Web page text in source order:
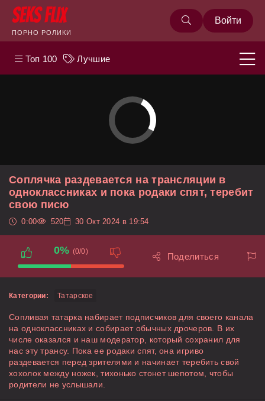
ПОРНО РОЛИКИ
Войти
Топ 100 Лучшие
Соплячка раздевается на трансляции в
одноклассниках и пока родаки спят, теребит
свою писю
0:00 520 30 Окт 2024 в 19:54
0% (0/0) Поделиться
Категории: Татарское
Сопливая татарка набирает подписчиков для своего канала
на одноклассниках и собирает обычных дрочеров. В их
числе оказался и наш модератор, который сохранил для
нас эту трансу. Пока ее родаки спят, она игриво
раздевается перед зрителями и начинает теребить свой
хохолок между ножек, тихонько стонет шепотом, чтобы
родители не услышали.